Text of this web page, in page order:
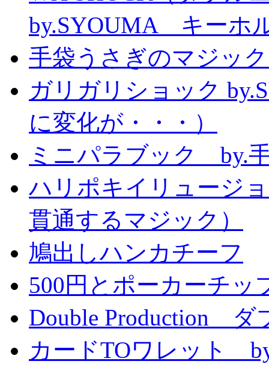
by.SYOUMA キーホ
手袋うさぎのマジッ
ガリガリショック
に変化が・・・）
ミニパラブック by.
ハリポキイリュージ
貫通するマジック）
鳩出しハンカチーフ
500円とポーカーチッ
Double Production ダ
カードTOワレット